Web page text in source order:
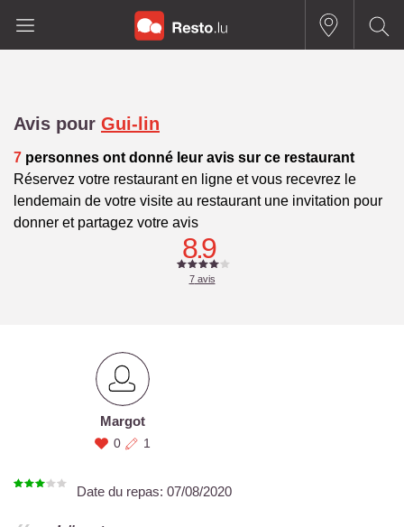
Avis pour Gui-lin
7 personnes ont donné leur avis sur ce restaurant
Réservez votre restaurant en ligne et vous recevrez le
lendemain de votre visite au restaurant une invitation pour
donner et partagez votre avis
8.9
7avis
Margot
0 1
Date du repas: 07/08/2020